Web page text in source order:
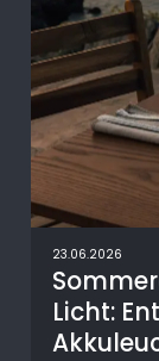
23.06.2026
Licht: